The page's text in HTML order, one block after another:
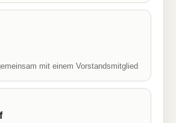
mit einem Vorstandsmitglied